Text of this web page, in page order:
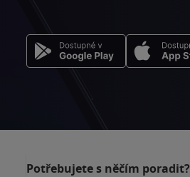
Potřebujete s něčím poradit?